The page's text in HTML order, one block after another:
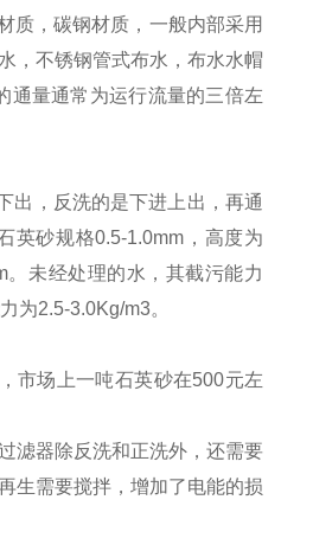
质，碳钢材质，一般内部采用
，不锈钢管式布水，布水水帽
通量通常为运行流量的三倍左
，反洗的是下进上出，再通
英砂规格0.5-1.0mm，高度为
。未经处理的水，其截污能力
为2.5-3.0Kg/m3。
市场上一吨石英砂在500元左
滤器除反洗和正洗外，还需要
生需要搅拌，增加了电能的损